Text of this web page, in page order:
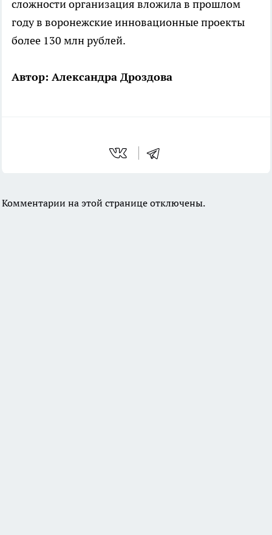
сложности организация вложила в прошлом
году в воронежские инновационные проекты
более 130 млн рублей.
Автор: Александра Дроздова
Комментарии на этой странице отключены.